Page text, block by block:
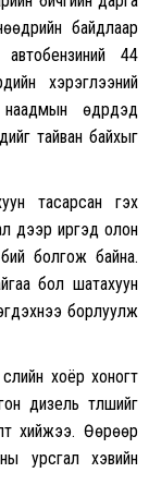
байдлаар
44
хэрэглээний
өдрүүдэд
тайван байхыг
тасарсан гэх
дээр иргэд олон
болгож байна.
бол шатахуун
борлуулж
хоёр хоногт
дизель түлшийг
хийжээ. Өөрөөр
урсгал хэвийн